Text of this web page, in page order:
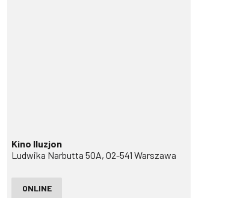
Kino Iluzjon
Ludwika Narbutta 50A, 02-541 Warszawa
ONLINE